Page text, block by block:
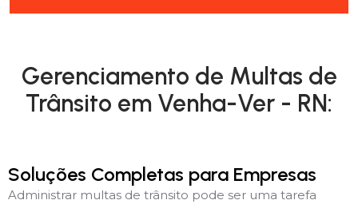
Gerenciamento de Multas de
Trânsito em Venha-Ver - RN:
Soluções Completas para Empresas
Administrar multas de trânsito pode ser uma tarefa